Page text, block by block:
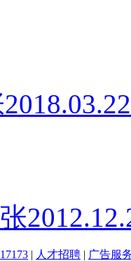
2018.03.22
张
| 人才招聘 | 广告服